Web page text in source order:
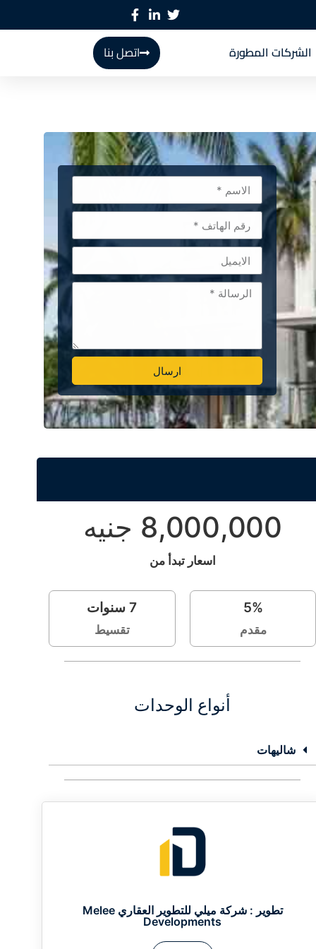
الشركات المطورة اتصل بنا
ارسال
Alternative:
8,000,000 جنيه
اسعار تبدأ من
5%
مقدم
7سنوات
تقسيط
أنواع الوحدات
شاليهات
تطوير :
شركة ميلي للتطوير العقاري Melee
Developments